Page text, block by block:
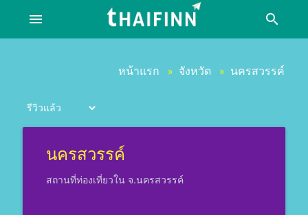
menu search
หน้าแรก » จังหวัด » นครสวรรค์
นครสวรรค์
สถานที่ท่องเที่ยวใน จ.นครสวรรค์